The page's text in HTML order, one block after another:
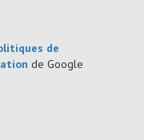
de
de Google